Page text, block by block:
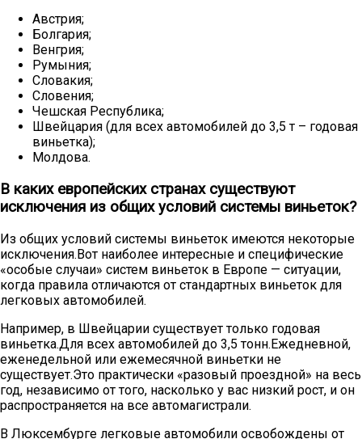
Австрия;
Болгария;
Венгрия;
Румыния;
Словакия;
Словения;
Чешская Республика;
Швейцария (для всех автомобилей до 3,5 т – годовая
виньетка);
Молдова.
В каких европейских странах существуют
исключения из общих условий системы виньеток?
Из общих условий системы виньеток имеются некоторые
исключения.Вот наиболее интересные и специфические
«особые случаи» систем виньеток в Европе — ситуации,
когда правила отличаются от стандартных виньеток для
легковых автомобилей.
Например, в Швейцарии существует только годовая
виньетка.Для всех автомобилей до 3,5 тонн.Ежедневной,
еженедельной или ежемесячной виньетки не
существует.Это практически «разовый проездной» на весь
год, независимо от того, насколько у вас низкий рост, и он
распространяется на все автомагистрали.
В Люксембурге легковые автомобили освобождены от